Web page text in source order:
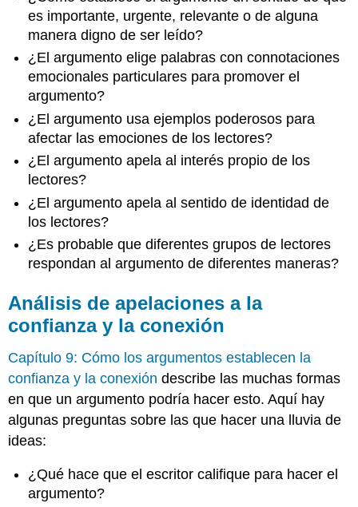
es importante, urgente, relevante o de alguna
manera digno de ser leído?
¿El argumento elige palabras con connotaciones
emocionales particulares para promover el
argumento?
¿El argumento usa ejemplos poderosos para
afectar las emociones de los lectores?
¿El argumento apela al interés propio de los
lectores?
¿El argumento apela al sentido de identidad de
los lectores?
¿Es probable que diferentes grupos de lectores
respondan al argumento de diferentes maneras?
Análisis de apelaciones a la
confianza y la conexión
Capítulo 9: Cómo los argumentos establecen la
confianza y la conexión describe las muchas formas
en que un argumento podría hacer esto. Aquí hay
algunas preguntas sobre las que hacer una lluvia de
ideas:
¿Qué hace que el escritor califique para hacer el
argumento?